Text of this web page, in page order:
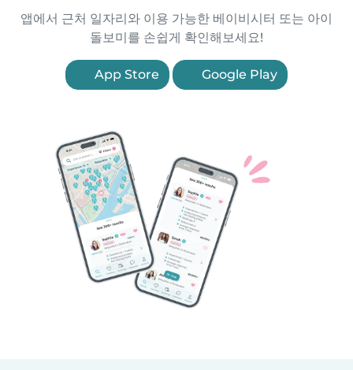
앱에서 근처 일자리와 이용 가능한 베이비시터 또는 아이
돌보미를 손쉽게 확인해보세요!
App Store Google Play